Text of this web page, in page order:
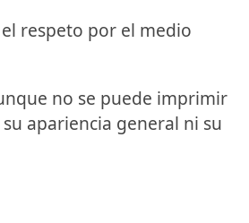
respeto por el medio
no se puede imprimir
apariencia general ni su